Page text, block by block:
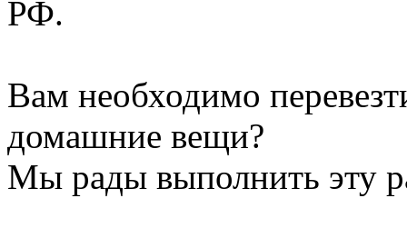
РФ.
Вам необходимо
домашние вещи?
Мы рады выполнить эту